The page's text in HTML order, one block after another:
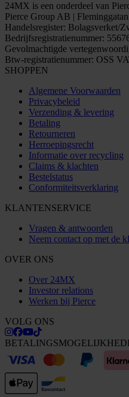
24MX is een onderdeel van
Pierce Group AB |
Handelsregister: Bolagsverket/
Bedrijfsregistratienummer:
Gevolmachtigde
Btw-registratienummer: OSS
SHOPPEN
Algemene Voorwaarden
Privacybeleid
Verzending & levering
Betaling
Retourneren
Herroepingsrecht
Informatie over recycling
Claims & klachten
Bestelstatus
Conformiteitsverklaring
KLANTENSERVICE
Vragen & antwoorden
Neem contact op met de
OVER ONS
Over 24MX
Investor relations
Werken bij Pierce
VOLG ONS